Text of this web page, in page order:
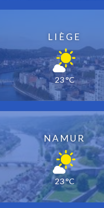
LIÈGE
23 °C
NAMUR
23 °C